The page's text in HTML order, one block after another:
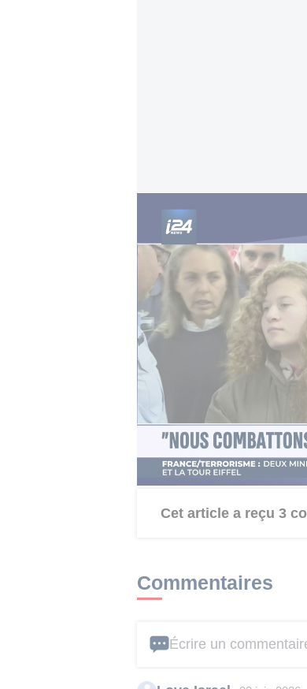
Larry Sanger a vivement
exclusion, il a critiqué le
plateforme de manquer
régulière », a-t-il affirmé,
» peut, selon lui,
Cette affaire relance les
neutralité de ses contenus
contributeurs sur les
l’encyclopédie fait l’objet
notamment lorsqu’ils
américaine ou d’autres
Cet article a reçu 3
Commentaires
Écrire un